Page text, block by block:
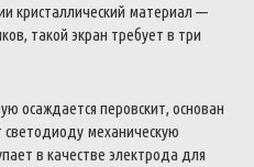
кристаллический материал —
такой экран требует в три
осаждается перовскит, основан
механическую
в качестве электрода для